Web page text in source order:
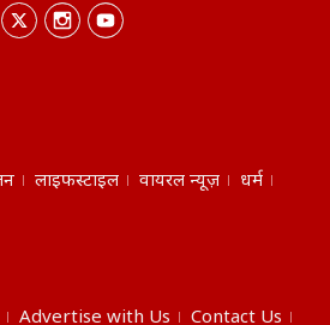
लाइफस्टाइल वायरल न्यूज़
धर्म
Advertise with Us Contact Us